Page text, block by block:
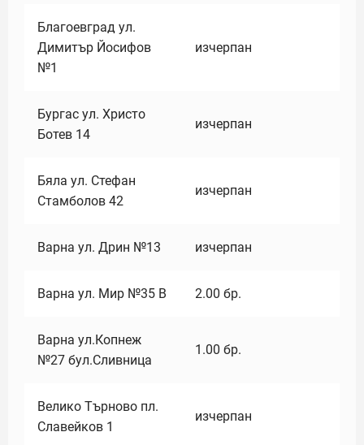
Благоевград ул.
Димитър Йосифов
№1
изчерпан
Бургас ул. Христо
Ботев 14
изчерпан
Бяла ул. Стефан
Стамболов 42
изчерпан
Варна ул. Дрин №13 изчерпан
Варна ул. Мир №35 В 2.00 бр.
Варна ул.Копнеж
№27 бул.Сливница
1.00 бр.
Велико Търново пл.
Славейков 1
изчерпан